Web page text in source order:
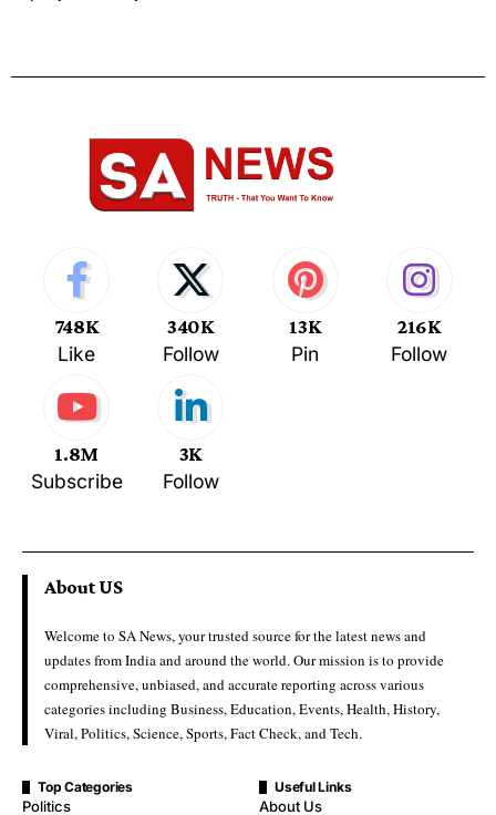
748K
Like
340K
Follow
13K
Pin
216K
Follow
1.8M
Subscribe
3K
Follow
About US
Welcome to SA News, your trusted source for the latest news and
updates from India and around the world. Our mission is to provide
comprehensive, unbiased, and accurate reporting across various
categories including Business, Education, Events, Health, History,
Viral, Politics, Science, Sports, Fact Check, and Tech.
Top Categories
Politics
Useful Links
About Us